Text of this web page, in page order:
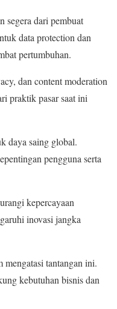
segera dari pembuat
data protection dan
pertumbuhan.
dan content moderation
praktik pasar saat ini
daya saing global.
pengguna serta
kepercayaan
inovasi jangka
mengatasi tantangan ini.
kebutuhan bisnis dan